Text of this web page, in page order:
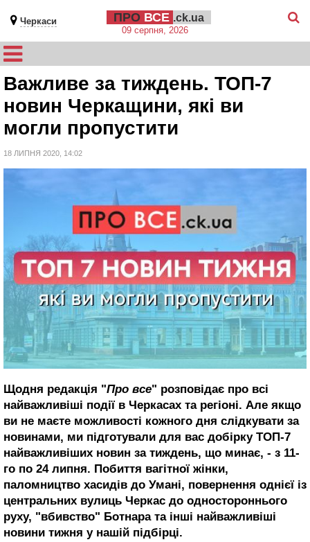
Черкаси ПРО ВСЕ .ck.ua
09 серпня, 2026
Важливе за тиждень. ТОП-7
новин Черкащини, які ви
могли пропустити
18 ЛИПНЯ 2020, 14:02
Щодня редакція "Про все" розповідає про всі
найважливіші події в Черкасах та регіоні. Але якщо
ви не маєте можливості кожного дня слідкувати за
новинами, ми підготували для вас добірку ТОП-7
найважливіших новин за тиждень, що минає, - з 11-
го по 24 липня. Побиття вагітної жінки,
паломництво хасидів до Умані, повернення однієї із
центральних вулиць Черкас до одностороннього
руху, "вбивство" Ботнара та інші найважливіші
новини тижня у нашій підбірці.